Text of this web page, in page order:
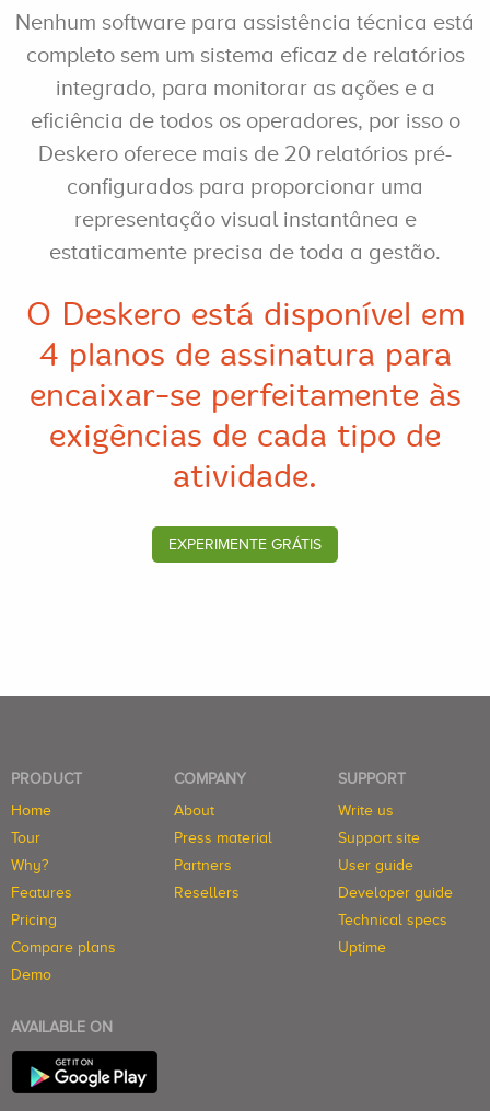
Nenhum software para assistência técnica está
completo sem um sistema eficaz de relatórios
integrado, para monitorar as ações e a
eficiência de todos os operadores, por isso o
Deskero oferece mais de 20 relatórios pré-
configurados para proporcionar uma
representação visual instantânea e
estaticamente precisa de toda a gestão.
O Deskero está disponível em
4 planos de assinatura para
encaixar-se perfeitamente às
exigências de cada tipo de
atividade.
EXPERIMENTE GRÁTIS
PRODUCT
Home
Tour
Why?
Features
Pricing
Compare plans
Demo
COMPANY
About
Press material
Partners
Resellers
SUPPORT
Write us
Support site
User guide
Developer guide
Technical specs
Uptime
AVAILABLE ON